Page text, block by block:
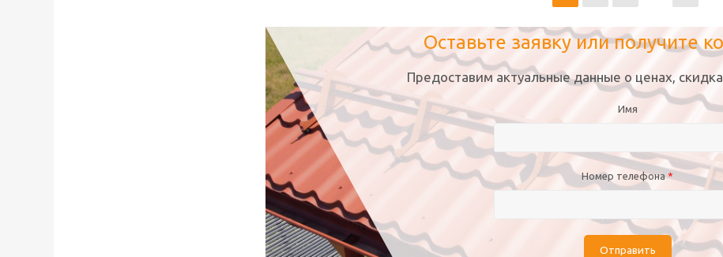
Оставьте заявку или получите
Предоставим актуальные данные о ценах,
Имя
Номер телефона*
Отправить